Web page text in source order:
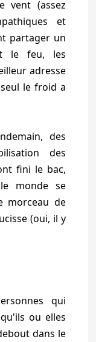
vent (assez
et
partager un
le feu, les
adresse
le froid a
des
des
fini le bac,
monde se
morceau de
(oui, il y
qui
ou elles
dans le